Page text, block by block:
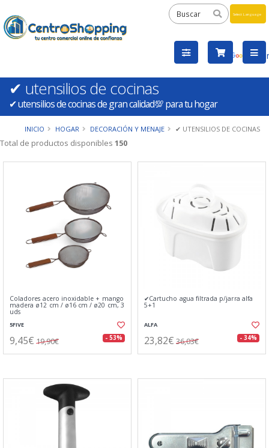
by
✔ utensilios de cocinas
✔ utensilios de cocinas de gran calidad💯 para tu hogar
INICIO HOGAR DECORACIÓN Y MENAJE ✔ UTENSILIOS DE COCINAS
Total de productos disponibles 150
Coladores acero inoxidable + mango
madera ø12 cm / ø16 cm / ø20 cm, 3
uds
5FIVE
9,45€ 19,90€ - 53%
✔Cartucho agua filtrada p/jarra alfa
5+1
ALFA
23,82€ 36,03€ - 34%